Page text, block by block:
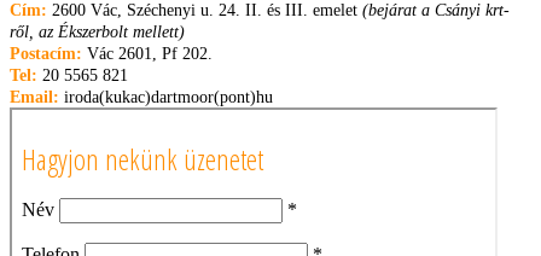
Cím: 2600 Vác, Széchenyi u. 24. II. és III. emelet (bejárat a Csányi krt-
ről, az Ékszerbolt mellett)
Postacím: Vác 2601, Pf 202.
Tel: 20 5565 821
Email: iroda(kukac)dartmoor(pont)hu